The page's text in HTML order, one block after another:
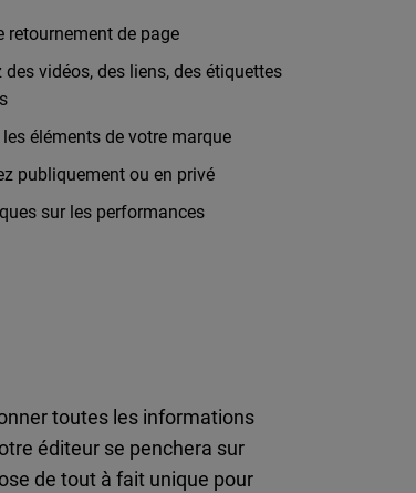
retournement de page
des vidéos, des liens, des étiquettes
éléments de votre marque
publiquement ou en privé
sur les performances
toutes les informations
éditeur se penchera sur
de tout à fait unique pour